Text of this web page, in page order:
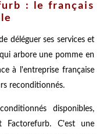
: le français
déléguer ses services et
arbore une pomme en
à l'entreprise française
reconditionnés.
disponibles,
C'est une